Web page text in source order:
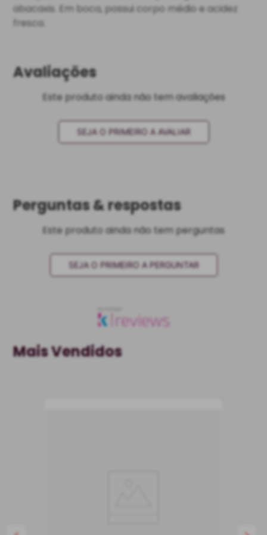
abacaxis. Em boca, possui corpo médio e acidez
fresca.
Avaliações
Este produto ainda não tem avaliações
SEJA O PRIMEIRO A AVALIAR
Perguntas & respostas
Este produto ainda não tem perguntas
SEJA O PRIMEIRO A PERGUNTAR
Mais Vendidos